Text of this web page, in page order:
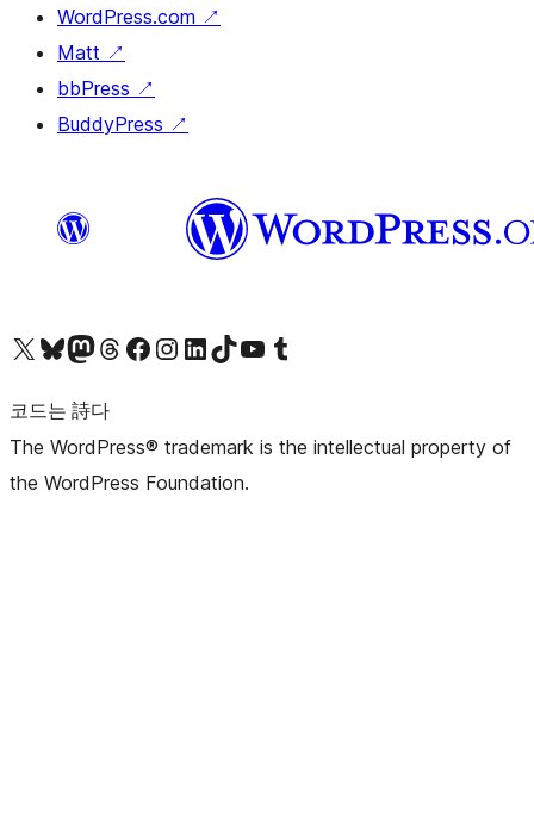
WordPress.com ↗
Matt ↗
bbPress ↗
BuddyPress ↗
X(이전 트위터) 계정 방문하기블루스카이 계정 방문하기마스토돈 계정 방문하기스레드 계정 방문하기 페이스북 페이지 방문하기인스타그램 계정 방문하기 LinkedIn 계정 방문하기틱톡 계정 방문하기유튜브 채널 방문하기 텀블러 계정 방문하기
코드는 詩다
The WordPress® trademark is the intellectual property of
the WordPress Foundation.